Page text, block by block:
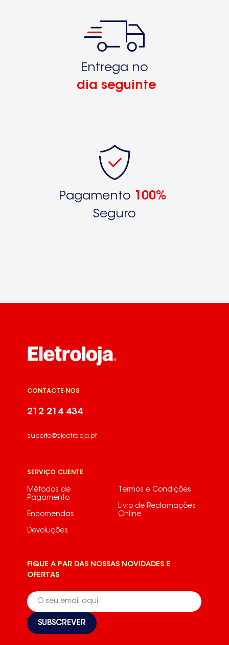
Entrega no
dia seguinte
Pagamento
100%
Seguro
CONTACTE-NOS
212 214 434
suporte@electroloja.pt
SERVIÇO CLIENTE
Métodos de
Pagamento
Encomendas
Devoluções
Termos e Condições
Livro de Reclamações
Online
FIQUE A PAR DAS NOSSAS NOVIDADES E
OFERTAS
SUBSCREVER